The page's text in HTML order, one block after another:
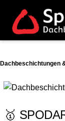
Dachbeschichtungen
🥇